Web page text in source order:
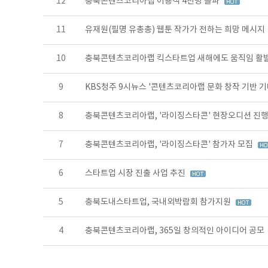
11 유재원(필명 유총총) 웹툰 작가가 전하는 희망 메시지
10 충북콘텐츠코리아랩 킥스타트업 새해에도 움직임 활
9 KBS청주 9시뉴스 '콘텐츠코리아랩 문화 창작 기반
8 충북콘텐츠코리아랩, '라이징스타콘' 현장오디션 진행
7 충북콘텐츠코리아랩, '라이징스타콘' 참가자 모집
6 스타트업 시장 진출 사업 추진
5 충북도내스타트업, 국내외박람회 참가지원
4 충북콘텐츠코리아랩, 365일 창의적인 아이디어 공모